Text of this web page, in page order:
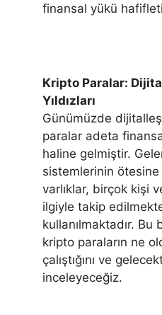
finansal yükü
Kripto Paralar:
Yıldızları
Günümüzde
paralar adeta
haline gelmiştir.
sistemlerinin
varlıklar, birçok kişi
ilgiyle takip
kullanılmaktadır. Bu
kripto paraların ne
çalıştığını ve
inceleyeceğiz.